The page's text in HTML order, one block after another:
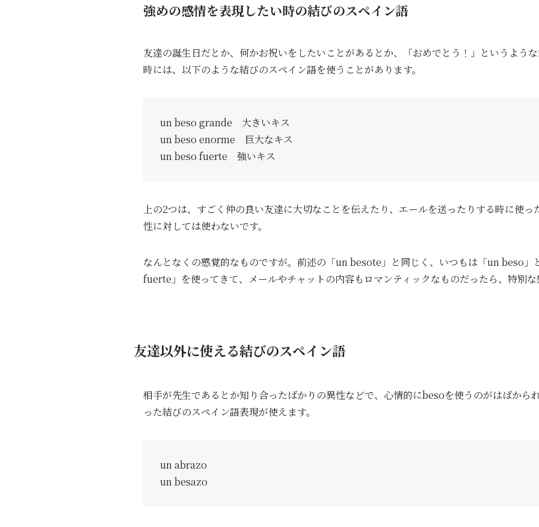
強めの感情を表現したい時の結びのスペイン語
友達の誕生日だとか、何かお祝いをしたいことがあるとか、「おめでとう！」というよう
時には、以下のような結びのスペイン語を使うことがあります。
un beso grande 大きいキス
un beso enorme 巨大なキス
un beso fuerte 強いキス
上の2つは、すごく仲の良い友達に大切なことを伝えたり、エールを送ったりする時に使
性に対しては使わないです。
なんとなくの感覚的なものですが。前述の「un besote」と同じく、いつもは「un beso
fuerte」を使ってきて、メールやチャットの内容もロマンティックなものだったら、特別
友達以外に使える結びのスペイン語
相手が先生であるとか知り合ったばかりの異性などで、心情的にbesoを使うのがはばから
った結びのスペイン語表現が使えます。
un abrazo
un besazo